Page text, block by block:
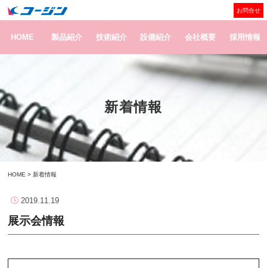
お問合せ
HOME 製品紹介 技術紹介 設備紹介 会社概要 採用情報
新着情報
HOME >新着情報
2019.11.19
展示会情報